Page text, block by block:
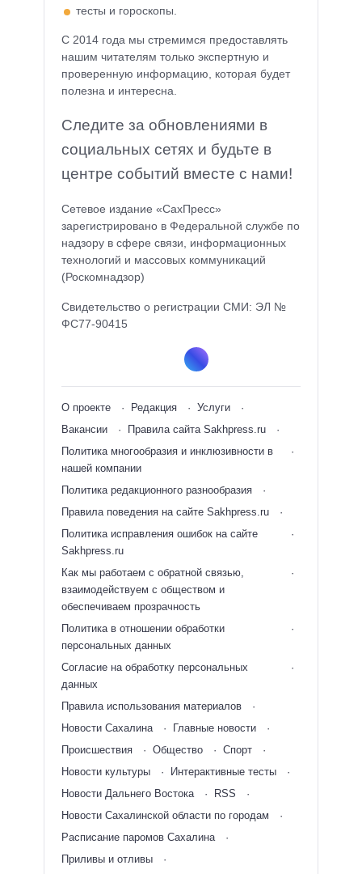
тесты и гороскопы.
С 2014 года мы стремимся предоставлять
нашим читателям только экспертную и
проверенную информацию, которая будет
полезна и интересна.
Следите за обновлениями в
социальных сетях и будьте в
центре событий вместе с нами!
Сетевое издание «СахПресс»
зарегистрировано в Федеральной службе по
надзору в сфере связи, информационных
технологий и массовых коммуникаций
(Роскомнадзор)
Свидетельство о регистрации СМИ: ЭЛ №
ФС77-90415
О проекте Редакция
Услуги
Вакансии
Правила сайта Sakhpress.ru
Политика многообразия и инклюзивности в
нашей компании
Политика редакционного разнообразия
Правила поведения на сайте Sakhpress.ru
Политика исправления ошибок на сайте
Sakhpress.ru
Как мы работаем с обратной связью,
взаимодействуем с обществом и
обеспечиваем прозрачность
Политика в отношении обработки
персональных данных
Согласие на обработку персональных
данных
Правила использования материалов
Новости Сахалина
Главные новости
Происшествия
Общество
Спорт
Новости культуры
Интерактивные тесты
Новости Дальнего Востока
RSS
Новости Сахалинской области по городам
Расписание паромов Сахалина
Приливы и отливы